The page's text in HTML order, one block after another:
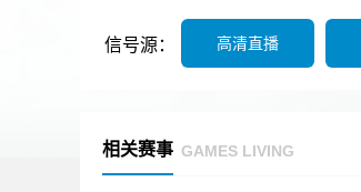
信号源： 高清直播
相关赛事 GAMES LIVING